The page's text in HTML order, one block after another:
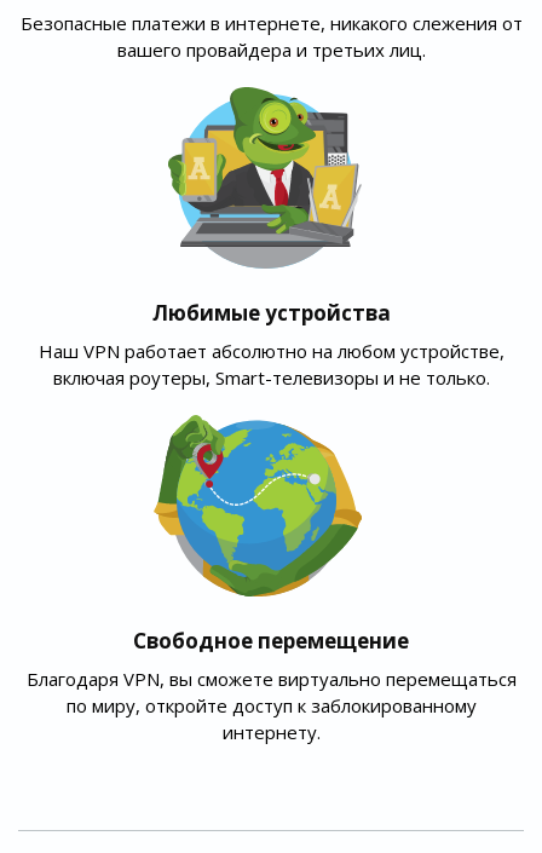
Безопасные платежи в интернете, никакого слежения от
вашего провайдера и третьих лиц.
Любимые устройства
Наш VPN работает абсолютно на любом устройстве,
включая роутеры, Smart-телевизоры и не только.
Свободное перемещение
Благодаря VPN, вы сможете виртуально перемещаться
по миру, откройте доступ к заблокированному
интернету.